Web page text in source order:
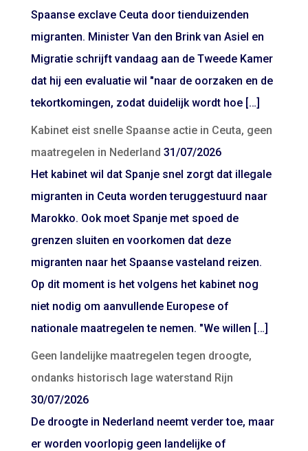
Spaanse exclave Ceuta door tienduizenden
migranten. Minister Van den Brink van Asiel en
Migratie schrijft vandaag aan de Tweede Kamer
dat hij een evaluatie wil "naar de oorzaken en de
tekortkomingen, zodat duidelijk wordt hoe […]
Kabinet eist snelle Spaanse actie in Ceuta, geen
maatregelen in Nederland 31/07/2026
Het kabinet wil dat Spanje snel zorgt dat illegale
migranten in Ceuta worden teruggestuurd naar
Marokko. Ook moet Spanje met spoed de
grenzen sluiten en voorkomen dat deze
migranten naar het Spaanse vasteland reizen.
Op dit moment is het volgens het kabinet nog
niet nodig om aanvullende Europese of
nationale maatregelen te nemen. "We willen […]
Geen landelijke maatregelen tegen droogte,
ondanks historisch lage waterstand Rijn
30/07/2026
De droogte in Nederland neemt verder toe, maar
er worden voorlopig geen landelijke of